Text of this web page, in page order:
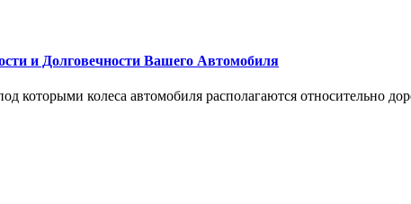
и Долговечности Вашего Автомобиля
которыми колеса автомобиля располагаются относительно